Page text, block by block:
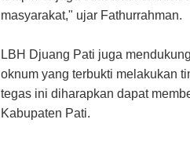
masyarakat," ujar Fathurrahman.
LBH Djuang Pati juga
oknum yang terbukti melakukan
tegas ini diharapkan dapat
Kabupaten Pati.